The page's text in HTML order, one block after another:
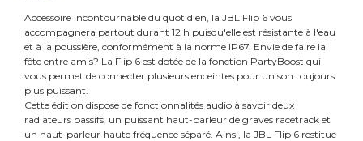
Accessoire incontournable du quotidien, la JBL Flip 6 vous
accompagnera partout durant 12 h puisqu'elle est résistante à l'eau
et à la poussière, conformément à la norme IP67. Envie de faire la
fête entre amis? La Flip 6 est dotée de la fonction PartyBoost qui
vous permet de connecter plusieurs enceintes pour un son toujours
plus puissant.
Cette édition dispose de fonctionnalités audio à savoir deux
radiateurs passifs, un puissant haut-parleur de graves racetrack et
un haut-parleur haute fréquence séparé. Ainsi, la JBL Flip 6 restitue